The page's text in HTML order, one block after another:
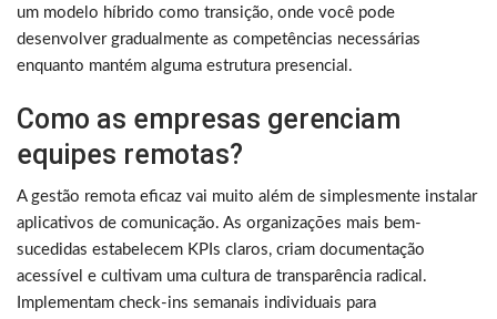
um modelo híbrido como transição, onde você pode
desenvolver gradualmente as competências necessárias
enquanto mantém alguma estrutura presencial.
Como as empresas gerenciam
equipes remotas?
A gestão remota eficaz vai muito além de simplesmente instalar
aplicativos de comunicação. As organizações mais bem-
sucedidas estabelecem KPIs claros, criam documentação
acessível e cultivam uma cultura de transparência radical.
Implementam check-ins semanais individuais para